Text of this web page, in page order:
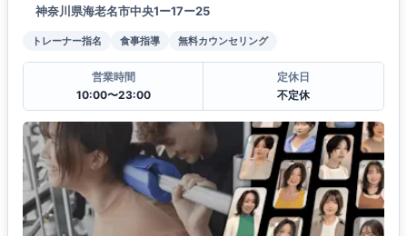
神奈川県海老名市中央1ー17ー25
トレーナー指名 食事指導 無料カウンセリング
営業時間
10:00〜23:00
定休日
不定休